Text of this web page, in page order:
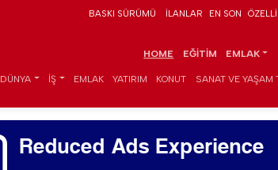
BASKI SÜRÜMÜ İLANLAR EN SON
HOME EĞITIM EMLAK
DÜNYA İŞ EMLAK YATIRIM KONUT SANAT VE YAŞAM
Reduced Ads Experience